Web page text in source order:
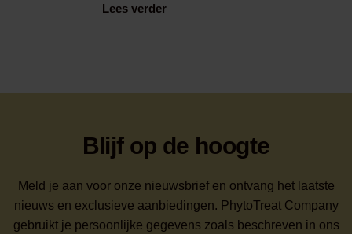
Lees verder
Blijf op de hoogte
Meld je aan voor onze nieuwsbrief en ontvang het laatste
nieuws en exclusieve aanbiedingen. PhytoTreat Company
gebruikt je persoonlijke gegevens zoals beschreven in ons